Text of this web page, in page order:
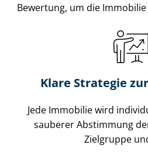
Bewertung, um die
Klare Strategie
Jede Immobilie wird
sauberer Abstimmung
Zielgruppe